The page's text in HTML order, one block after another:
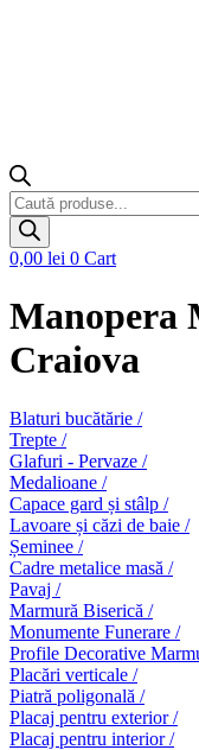
Products
search
0,00 lei 0 Cart
Manopera
Craiova
Blaturi bucătărie /
Trepte /
Glafuri - Pervaze /
Medalioane /
Capace gard și stâlp /
Lavoare și căzi de baie /
Șeminee /
Cadre metalice masă /
Pavaj /
Marmură Biserică /
Monumente Funerare /
Profile Decorative
Placări verticale /
Piatră poligonală /
Placaj pentru exterior /
Placaj pentru interior /